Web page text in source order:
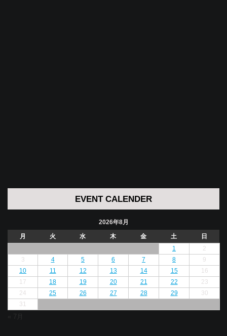
EVENT CALENDER
2026年8月
月
火 水 木 金 土
日
1
2
3
4 5 6 7 8
9
10
11 12 13 14 15
16
17
18 19 20 21 22
23
24
25 26 27 28 29
30
31
« 7月